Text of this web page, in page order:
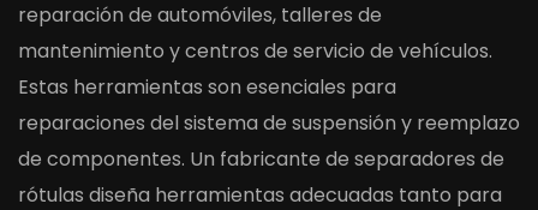
reparación de automóviles, talleres de
mantenimiento y centros de servicio de vehículos.
Estas herramientas son esenciales para
reparaciones del sistema de suspensión y reemplazo
de componentes. Un fabricante de separadores de
rótulas diseña herramientas adecuadas tanto para